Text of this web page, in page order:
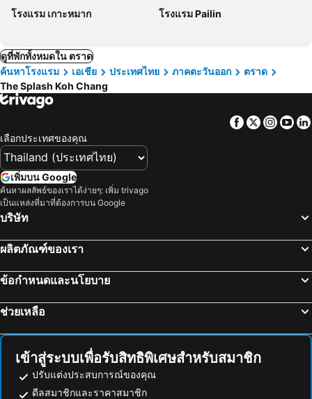
โรงแรม เกาะหมาก
โรงแรม Pailin
ดูที่พักทั้งหมดใน ตราด
ค้นหาโรงแรม
เอเชีย ประเทศไทย ภาคตะวันออก
ตราด
The Splash Koh Chang
Facebook
Twitter
เลือกประเทศของคุณ
เพิ่มบน Google
ค้นหาผลลัพธ์ของเราได้ง่ายๆ: เพิ่ม trivago
เป็นแหล่งที่มาที่ต้องการบน Google
บริษัท
ผลิตภัณฑ์ของเรา
ข้อกำหนดและนโยบาย
ช่วยเหลือ
เข้าสู่ระบบเพื่อรับสิทธิพิเศษสำหรับสมาชิก
ปรับแต่งประสบการณ์ของคุณ
ดีลสมาชิกและราคาสมาชิก